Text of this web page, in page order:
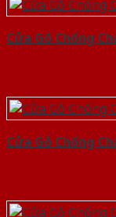
Cửa Gỗ Chống
Cửa Gỗ Chống